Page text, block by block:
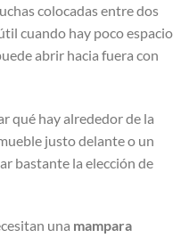
colocadas entre dos
cuando hay poco espacio
abrir hacia fuera con
qué hay alrededor de la
justo delante o un
bastante la elección de
una mampara